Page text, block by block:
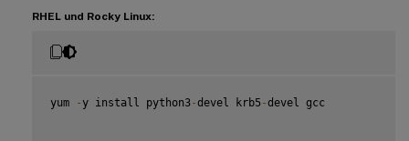
RHEL und Rocky Linux:
yum -y install python3-devel krb5 -devel gcc